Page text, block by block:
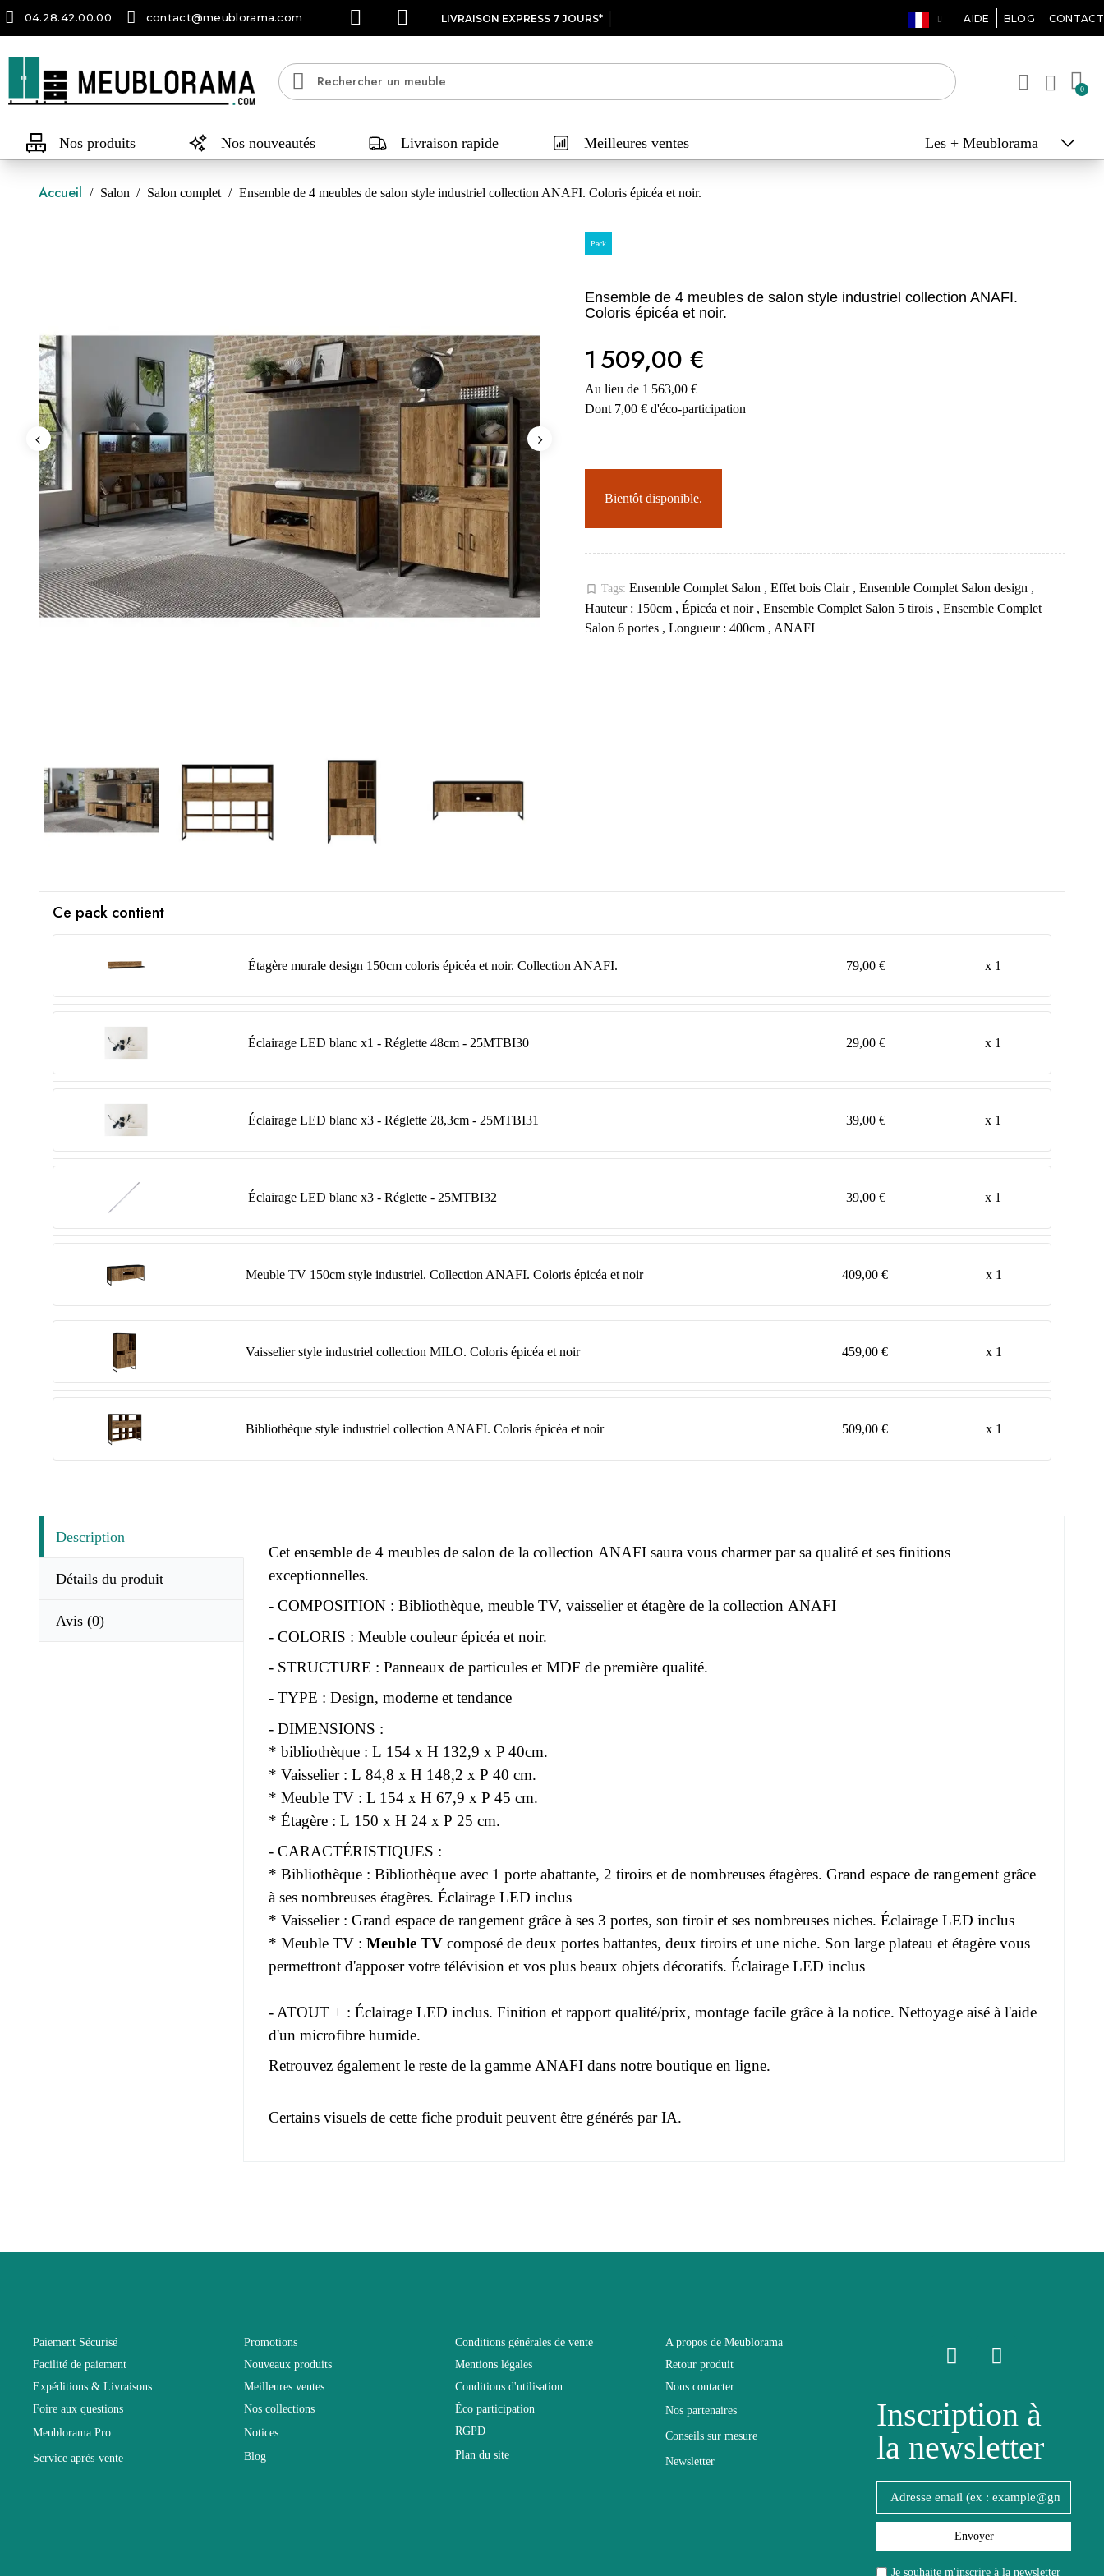
04.28.42.00.00 contact@meublorama.com LIVRAISON EXPRESS 7 JOURS* AIDE BLOG CONTACT
Nos produits Nos nouveautés Livraison rapide Meilleures ventes Les + Meublorama
Accueil Salon Salon complet Ensemble de 4 meubles de salon style industriel collection ANAFI. Coloris épicéa et noir.
Pack
Ensemble de 4 meubles de salon style industriel collection ANAFI.
Coloris épicéa et noir.
1 509,00 €
Au lieu de 1 563,00 €
Dont 7,00 € d'éco-participation
Bientôt disponible.
bookmark_border Tags: Ensemble Complet Salon , Effet bois Clair , Ensemble Complet Salon design ,
Hauteur : 150cm , Épicéa et noir , Ensemble Complet Salon 5 tirois , Ensemble Complet
Salon 6 portes , Longueur : 400cm , ANAFI
Ce pack contient
Étagère murale design 150cm coloris épicéa et noir. Collection ANAFI. 79,00 € x 1
Éclairage LED blanc x1 - Réglette 48cm - 25MTBI30 29,00 € x 1
Éclairage LED blanc x3 - Réglette 28,3cm - 25MTBI31 39,00 € x 1
Éclairage LED blanc x3 - Réglette - 25MTBI32 39,00 € x 1
Meuble TV 150cm style industriel. Collection ANAFI. Coloris épicéa et noir 409,00 € x 1
Vaisselier style industriel collection MILO. Coloris épicéa et noir 459,00 € x 1
Bibliothèque style industriel collection ANAFI. Coloris épicéa et noir 509,00 € x 1
Description
Détails du produit
Avis (0)
Cet ensemble de 4 meubles de salon de la collection ANAFI saura vous charmer par sa qualité et ses finitions
exceptionnelles.
- COMPOSITION : Bibliothèque, meuble TV, vaisselier et étagère de la collection ANAFI
- COLORIS : Meuble couleur épicéa et noir.
- STRUCTURE : Panneaux de particules et MDF de première qualité.
- TYPE : Design, moderne et tendance
- DIMENSIONS :
* bibliothèque : L 154 x H 132,9 x P 40cm.
* Vaisselier : L 84,8 x H 148,2 x P 40 cm.
* Meuble TV : L 154 x H 67,9 x P 45 cm.
* Étagère : L 150 x H 24 x P 25 cm.
- CARACTÉRISTIQUES :
* Bibliothèque : Bibliothèque avec 1 porte abattante, 2 tiroirs et de nombreuses étagères. Grand espace de rangement grâce
à ses nombreuses étagères. Éclairage LED inclus
* Vaisselier : Grand espace de rangement grâce à ses 3 portes, son tiroir et ses nombreuses niches. Éclairage LED inclus
* Meuble TV : Meuble TV composé de deux portes battantes, deux tiroirs et une niche. Son large plateau et étagère vous
permettront d'apposer votre télévision et vos plus beaux objets décoratifs. Éclairage LED inclus
- ATOUT + : Éclairage LED inclus. Finition et rapport qualité/prix, montage facile grâce à la notice. Nettoyage aisé à l'aide
d'un microfibre humide.
Retrouvez également le reste de la gamme ANAFI dans notre boutique en ligne.
Certains visuels de cette fiche produit peuvent être générés par IA.
Dimensions 400x150x45
Paiement Sécurisé
Facilité de paiement
Expéditions & Livraisons
Foire aux questions
Meublorama Pro
Service après-vente
Promotions
Nouveaux produits
Meilleures ventes
Nos collections
Notices
Blog
Conditions générales de vente
Mentions légales
Conditions d'utilisation
Éco participation
RGPD
Plan du site
A propos de Meublorama
Retour produit
Nous contacter
Nos partenaires
Conseils sur mesure
Newsletter
Inscription à
la newsletter
Envoyer
Je souhaite m'inscrire à la newsletter